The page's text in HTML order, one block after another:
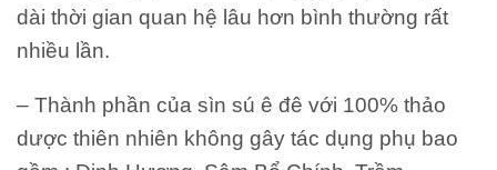
dài thời gian quan hệ lâu hơn bình thường rất
nhiều lần.
– Thành phần của sìn sú ê đê với 100% thảo
dược thiên nhiên không gây tác dụng phụ bao